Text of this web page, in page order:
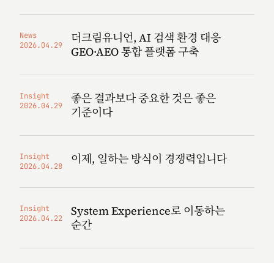
News
2026.04.29
더크림유니언, AI 검색 환경 대응
GEO·AEO 통합 플랫폼 구축
Insight
2026.04.29
좋은 결과보다 중요한 것은 좋은
기준이다
Insight
2026.04.28
이제, 일하는 방식이 경쟁력입니다
Insight
2026.04.22
System Experience로 이동하는
순간